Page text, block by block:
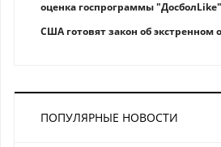
оценка госпрограммы "ДосболLike"
США готовят закон об
ПОПУЛЯРНЫЕ НОВОСТИ